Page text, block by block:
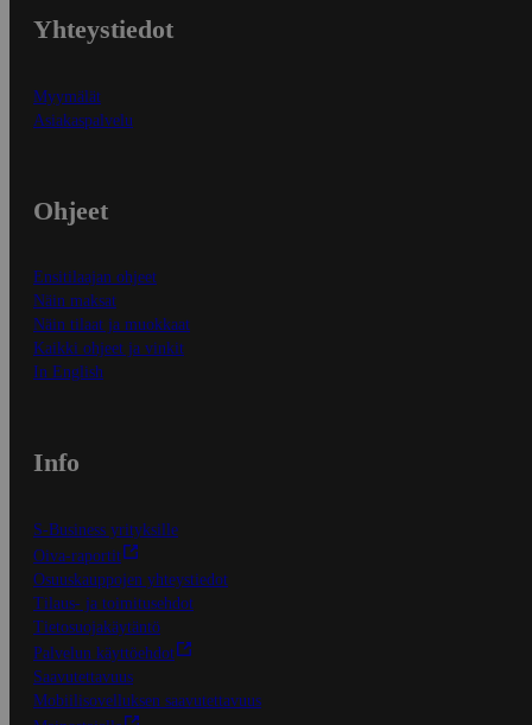
Yhteystiedot
Myymälät
Asiakaspalvelu
Ohjeet
Ensitilaajan ohjeet
Näin maksat
Näin tilaat ja muokkaat
Kaikki ohjeet ja vinkit
In English
Info
S-Business yrityksille
Oiva-raportit
Osuuskauppojen yhteystiedot
Tilaus- ja toimitusehdot
Tietosuojakäytäntö
Palvelun käyttöehdot
Saavutettavuus
Mobiilisovelluksen saavutettavuus